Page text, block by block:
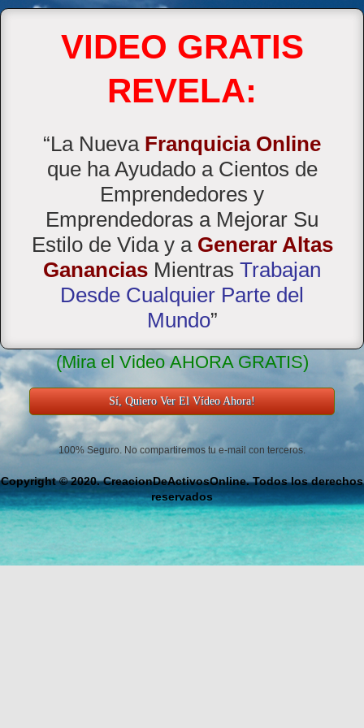
VIDEO GRATIS
REVELA:
“La Nueva Franquicia Online
que ha Ayudado a Cientos de
Emprendedores y
Emprendedoras a Mejorar Su
Estilo de Vida y a Generar Altas
Ganancias Mientras Trabajan
Desde Cualquier Parte del
Mundo”
(Mira el VideoAHORA GRATIS)
Sí, Quiero Ver El Vídeo Ahora!
100% Seguro. No compartiremos tu e-mail con terceros.
Copyright © 2020. CreacionDeActivosOnline. Todos los derechos
reservados